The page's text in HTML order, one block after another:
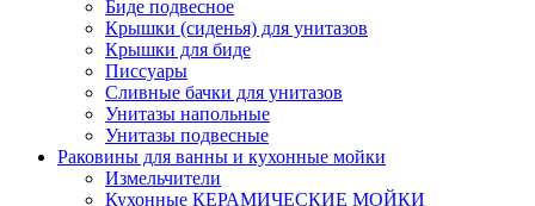
Биде подвесное
Крышки (сиденья) для унитазов
Крышки для биде
Писсуары
Сливные бачки для унитазов
Унитазы напольные
Унитазы подвесные
Раковины для ванны и кухонные мойки
Измельчители
Кухонные КЕРАМИЧЕСКИЕ МОЙКИ